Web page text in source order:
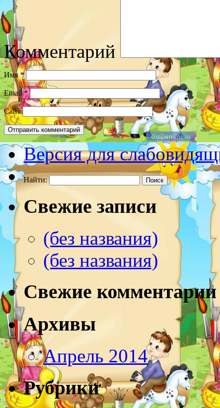
Комментарий
Имя*
Email*
Сайт
Версия для
Найти:
Свежие записи
(без названия)
(без названия)
Свежие комментарии
Архивы
Апрель 2014
Рубрики